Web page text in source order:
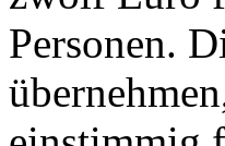
Personen.